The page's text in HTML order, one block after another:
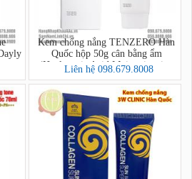
Kem chống nắng TENZERO Hàn
Quốc hộp 50g cân bằng ẩm
(Hyaluronic Acid Moisturingzing
Sun SPF50+ PA ++++)
Liên hệ 098.679.8008